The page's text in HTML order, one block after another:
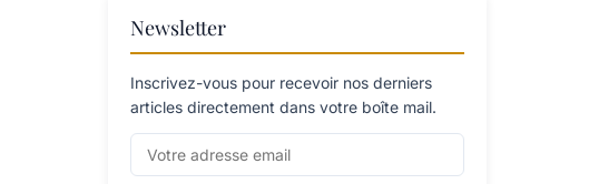
Newsletter
Inscrivez-vous pour recevoir nos derniers
articles directement dans votre boîte mail.